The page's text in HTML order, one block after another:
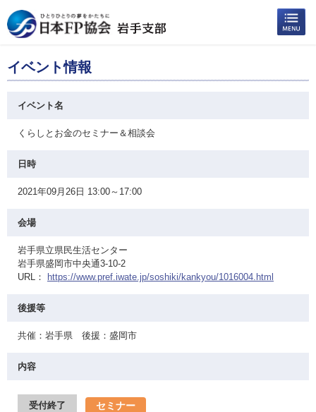
イベント情報
イベント名
くらしとお金のセミナー＆相談会
日時
2021年09月26日 13:00～17:00
会場
岩手県立県民生活センター
岩手県盛岡市中央通3-10-2
URL：
https://www.pref.iwate.jp/soshiki/kankyou/1016004.html
後援等
共催：岩手県 後援：盛岡市
内容
受付終了 セミナー